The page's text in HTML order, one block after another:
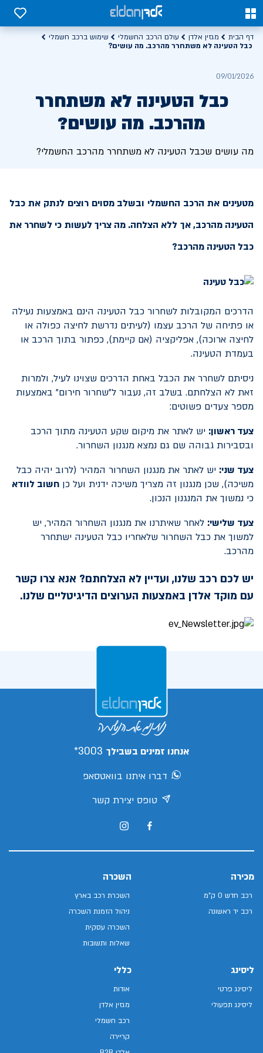
0
0
דף הבית מגזין אלדן עולם הרכב החשמלי
שימוש ברכב חשמלי
כבל הטעינה לא משתחרר מהרכב. מה עושים?
09/01/2026
כבל הטעינה לא משתחרר
מהרכב. מה עושים?
מה עושים שכבל הטעינה לא משתחרר מהרכב החשמלי?
מטעינים את הרכב החשמלי ובשלב מסוים רוצים לנתק את כבל
הטעינה מהרכב, אך ללא הצלחה. מה צריך לעשות כי לשחרר את
כבל הטעינה מהרכב?
הדרכים המקובלות לשחרור כבל הטעינה הינם באמצעות נעילה
או פתיחה של הרכב עצמו (לעיתים נדרשת לחיצה כפולה או
לחיצה ארוכה), אפליקציה (אם קיימת), כפתור בתוך הרכב או
בעמדת הטעינה.
ניסיתם לשחרר את הכבל באחת הדרכים שצוינו לעיל, ולמרות
זאת לא הצלחתם. בשלב זה, נעבור ל"שחרור חירום" באמצעות
מספר צעדים פשוטים:
צעד ראשון: יש לאתר את מיקום שקע הטעינה מתוך הרכב
ובסבירות גבוהה שם גם נמצא מנגנון השחרור.
צעד שני: יש לאתר את מנגנון השחרור המהיר (לרוב יהיה כבל
משיכה), שכן מנגנון זה מצריך משיכה ידנית ועל כן חשוב לוודא
כי נמשוך את המנגנון הנכון.
צעד שלישי: לאחר שאיתרנו את מנגנון השחרור המהיר, יש
למשוך את כבל השחרור שלאחריו כבל הטעינה ישתחרר
מהרכב.
יש לכם רכב שלנו, ועדיין לא הצלחתם? אנא צרו קשר
עם מוקד אלדן באמצעות הערוצים הדיגיטליים שלנו.
אנחנו זמינים בשבילך 3003*
דברו איתנו בוואטסאפ
טופס יצירת קשר
מכירה
רכב חדש 0 ק"מ
רכב יד ראשונה
השכרה
השכרת רכב בארץ
ניהול הזמנת השכרה
השכרה עסקית
שאלות ותשובות
ליסינג
ליסינג פרטי
ליסינג תפעולי
כללי
אודות
מגזין אלדן
רכב חשמלי
קריירה